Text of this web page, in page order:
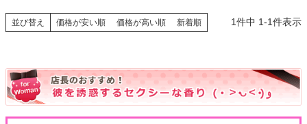
並び替え 価格が安い順 価格が高い順 新着順 1件中 1-1件表示